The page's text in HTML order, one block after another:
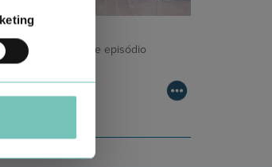
e direto, este episódio
técnico c…